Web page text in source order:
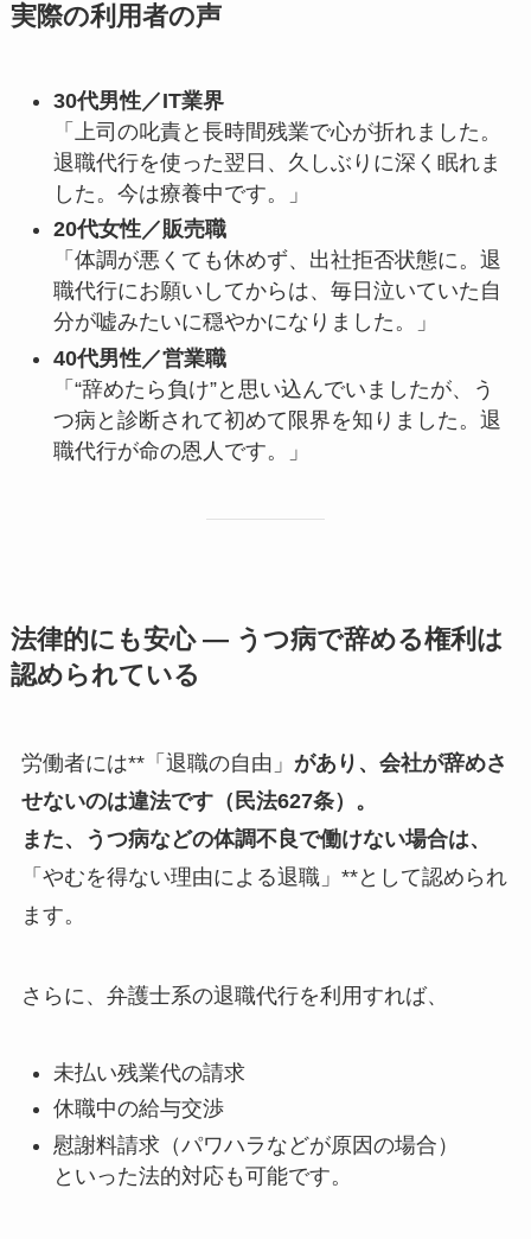
実際の利用者の声
30代男性／IT業界
「上司の叱責と長時間残業で心が折れました。
退職代行を使った翌日、久しぶりに深く眠れま
した。今は療養中です。」
20代女性／販売職
「体調が悪くても休めず、出社拒否状態に。退
職代行にお願いしてからは、毎日泣いていた自
分が嘘みたいに穏やかになりました。」
40代男性／営業職
「“辞めたら負け”と思い込んでいましたが、う
つ病と診断されて初めて限界を知りました。退
職代行が命の恩人です。」
法律的にも安心 ― うつ病で辞める権利は
認められている
労働者には**「退職の自由」 があり、会社が辞めさ
せないのは違法です（民法627条）。
また、うつ病などの体調不良で働けない場合は、
「やむを得ない理由による退職」**として認められ
ます。
さらに、弁護士系の退職代行を利用すれば、
未払い残業代の請求
休職中の給与交渉
慰謝料請求（パワハラなどが原因の場合）
といった法的対応も可能です。